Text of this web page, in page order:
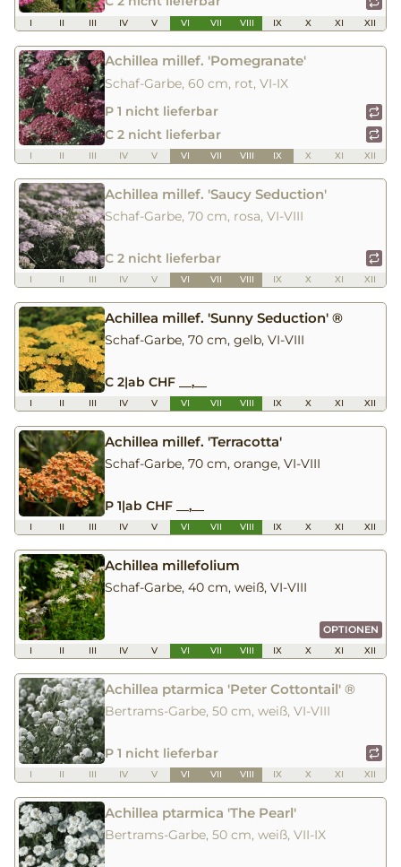
I II III IV V VI VII VIII IX X XI XII
Achillea millef. 'Pomegranate'
Schaf-Garbe, 60 cm, rot, VI-IX
P 1 nicht lieferbar
C 2 nicht lieferbar
I II III IV V VI VII VIII IX X XI XII
Achillea millef. 'Saucy Seduction'
Schaf-Garbe, 70 cm, rosa, VI-VIII
C 2 nicht lieferbar
I II III IV V VI VII VIII IX X XI XII
Achillea millef. 'Sunny Seduction' ®
Schaf-Garbe, 70 cm, gelb, VI-VIII
C 2|ab CHF __,__
I II III IV V VI VII VIII IX X XI XII
Achillea millef. 'Terracotta'
Schaf-Garbe, 70 cm, orange, VI-VIII
P 1|ab CHF __,__
I II III IV V VI VII VIII IX X XI XII
Achillea millefolium
Schaf-Garbe, 40 cm, weiß, VI-VIII
OPTIONEN
I II III IV V VI VII VIII IX X XI XII
Achillea ptarmica 'Peter Cottontail' ®
Bertrams-Garbe, 50 cm, weiß, VI-VIII
P 1 nicht lieferbar
I II III IV V VI VII VIII IX X XI XII
Achillea ptarmica 'The Pearl'
Bertrams-Garbe, 50 cm, weiß, VII-IX